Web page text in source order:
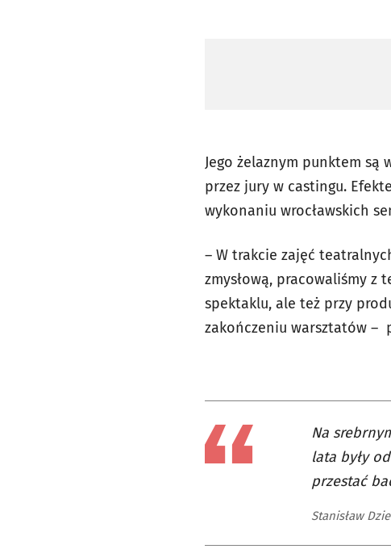
Jego żelaznym punktem są
przez jury w castingu.
wykonaniu wrocławskich
– W trakcie zajęć
zmysłową, pracowaliśmy z
spektaklu, ale też przy
zakończeniu warsztatów –
Na
lata były
przestać
Stanisław